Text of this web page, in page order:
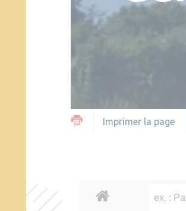
Imprimer la page